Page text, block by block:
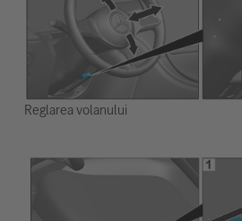
Reglarea volanului